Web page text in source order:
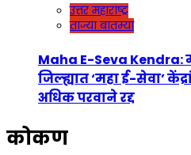
उत्तर महाराष्ट्र
ताज्या बातम्या
Maha E-Seva Kendra:
जिल्ह्यात ‘महा ई-सेवा’
अधिक परवाने रद्द
कोकण